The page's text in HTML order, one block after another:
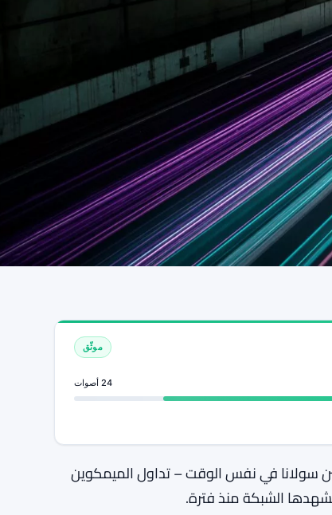
موثّق
24 أصوات
سولانا في نفس الوقت – تداول الميمكوين
الشبكة منذ فترة.